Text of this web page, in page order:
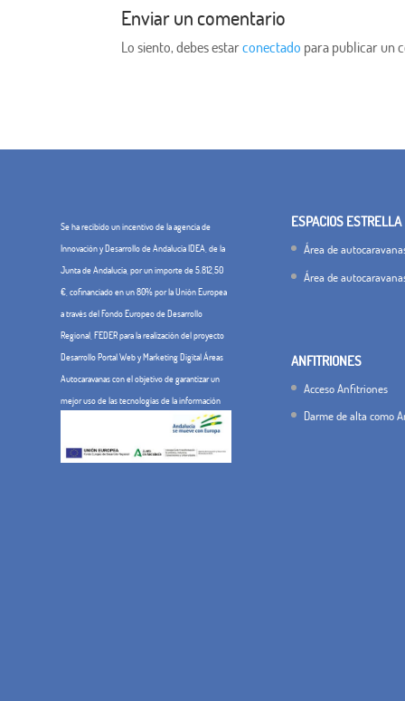
Enviar un comentario
Lo siento, debes estarconectado para publicar un
Se ha recibido un incentivo de la agencia de
Innovación y Desarrollo de Andalucía IDEA, de la
Junta de Andalucía, por un importe de 5.812,50
€, cofinanciado en un 80% por la Unión Europea
a través del Fondo Europeo de Desarrollo
Regional, FEDER para la realización del proyecto
Desarrollo Portal Web y Marketing Digital Áreas
Autocaravanas con el objetivo de garantizar un
mejor uso de las tecnologías de la información
ESPACIOS ESTRELLA
Área de
Área de
ANFITRIONES
Acceso Anfitriones
Darme de alta como